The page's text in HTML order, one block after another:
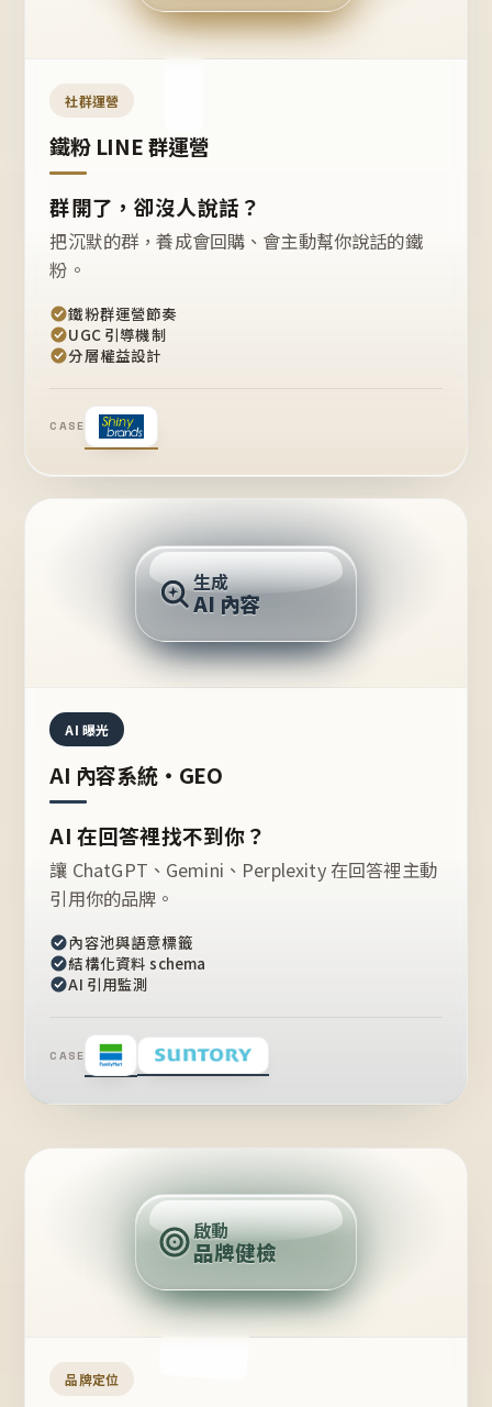
開團
嗎？
社群運營
鐵粉 LINE 群運營
群開了，卻沒人說話？
把沉默的群，養成會回購、會主動幫你說話的鐵
粉。
鐵粉群運營節奏
UGC 引導機制
分層權益設計
CASE
推薦的台灣品牌？
生成
AI 內容
AI 曝光
AI 內容系統・GEO
AI 在回答裡找不到你？
讓 ChatGPT、Gemini、Perplexity 在回答裡主動
引用你的品牌。
內容池與語意標籤
結構化資料 schema
AI 引用監測
CASE
定
位
點
啟動
品牌健檢
品牌定位